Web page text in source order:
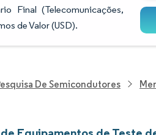
Final (Telecomunicações,
de Valor (USD).
De Semicondutores